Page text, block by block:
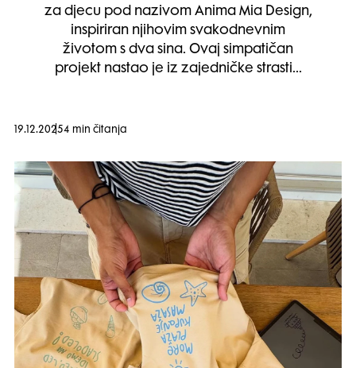
za djecu pod nazivom Anima Mia Design,
inspiriran njihovim svakodnevnim
životom s dva sina. Ovaj simpatičan
projekt nastao je iz zajedničke strasti…
19.12.20254 min čitanja